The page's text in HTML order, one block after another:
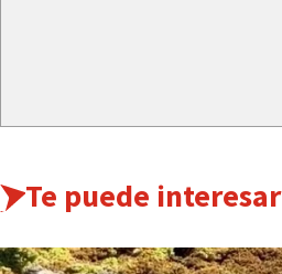
Te puede interesar